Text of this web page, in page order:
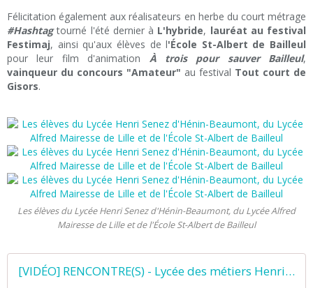
Félicitation également aux réalisateurs en herbe du court métrage
#Hashtagtourné l'été dernier à L'hybride, lauréat au festival
Festimaj, ainsi qu'aux élèves de l'École St-Albert de Bailleul
pour leur film d'animation À trois pour sauver Bailleul,
vainqueur du concours "Amateur" au festival Tout court de
Gisors.
Les élèves du Lycée Henri Senez d'Hénin-Beaumont, du Lycée Alfred
Mairesse de Lille et de l'École St-Albert de Bailleul
[VIDÉO] RENCONTRE(S) - Lycée des métiers Henri Senez d'Hénin-Beaumont, 2017-2018 - Éducation aux images à l'ère du numérique